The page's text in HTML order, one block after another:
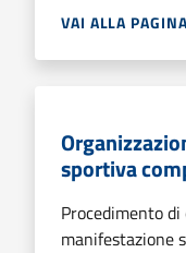
VAI ALLA PAGINA
sportiva
Procedimento
manifestazione